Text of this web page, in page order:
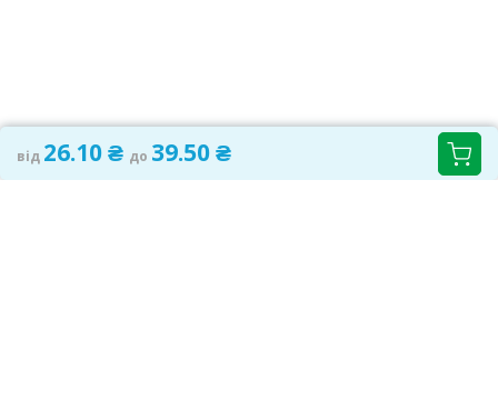
від 26.10 ₴ до 39.50 ₴